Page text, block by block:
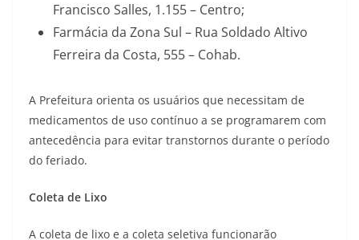
Francisco Salles, 1.155 – Centro;
Farmácia da Zona Sul – Rua Soldado Altivo
Ferreira da Costa, 555 – Cohab.
A Prefeitura orienta os usuários que necessitam de
medicamentos de uso contínuo a se programarem com
antecedência para evitar transtornos durante o período
do feriado.
Coleta de Lixo
A coleta de lixo e a coleta seletiva funcionarão